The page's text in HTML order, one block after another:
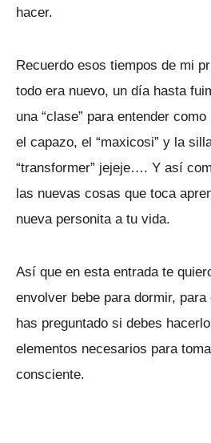
hacer.
Recuerdo esos tiempos de mi
todo era nuevo, un día hasta
una “clase” para entender
el capazo, el “maxicosi” y la
“transformer” jejeje…. Y así
las nuevas cosas que toca
nueva personita a tu vida.
Así que en esta entrada te
envolver bebe para dormir,
has preguntado si debes
elementos necesarios para
consciente.